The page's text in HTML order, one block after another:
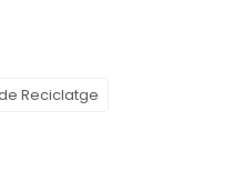
Reciclatge